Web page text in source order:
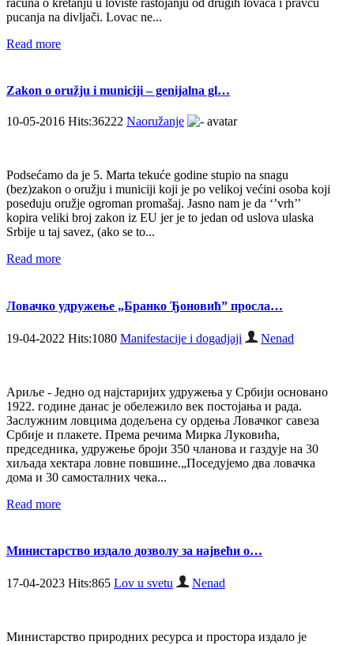
pucanja na divljači. Lovac ne...
Read more
Zakon o oružju i municiji – genijalna gl…
10-05-2016 Hits:36222 Naoružanje
Podsećamo da je 5. Marta tekuće godine stupio na snagu
(bez)zakon o oružju i municiji koji je po velikoj većini osoba koji
poseduju oružje ogroman promašaj. Jasno nam je da ‘’vrh’’
kopira veliki broj zakon iz EU jer je to jedan od uslova ulaska
Srbije u taj savez, (ako se to...
Read more
Ловачко удружење „Бранко Ђоновић” просла…
19-04-2022 Hits:1080 Manifestacije i dogadjaji Nenad
Ариље - Једно од најстаријих удружења у Србији основано
1922. године данас је обележило век постојања и рада.
Заслужним ловцима додељена су ордења Ловачког савеза
Србије и плакете. Према речима Мирка Луковића,
председника, удружење броји 350 чланова и газдује на 30
хиљада хектара ловне повшине.„Поседујемо два ловачка
дома и 30 самосталних чека...
Read more
Министарство издало дозволу за највећи о…
17-04-2023 Hits:865 Lov u svetu Nenad
Министарство природних ресурса и простора издало је